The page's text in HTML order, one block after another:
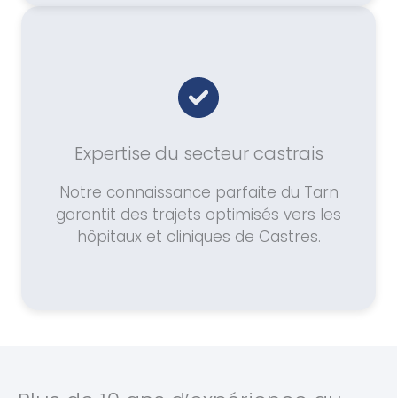
Expertise du secteur castrais
Notre connaissance parfaite du Tarn
garantit des trajets optimisés vers les
hôpitaux et cliniques de Castres.